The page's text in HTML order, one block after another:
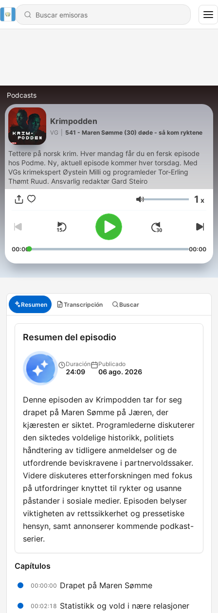
Podcasts
Krimpodden
VG 541 - Maren Sømme (30) døde - så kom ryktene
Tettere på norsk krim. Hver mandag får du en fersk episode
hos Podme. Ny, aktuell episode kommer hver torsdag. Med
VGs krimekspert Øystein Milli og programleder Tor-Erling
Thømt Ruud. Ansvarlig redaktør Gard Steiro
Volumen 1 x
00:00 00:00
Resumen Transcripción Buscar
Resumen del episodio
Duración
24:09
Publicado
06 ago. 2026
Denne episoden av Krimpodden tar for seg
drapet på Maren Sømme på Jæren, der
kjæresten er siktet. Programlederne diskuterer
den siktedes voldelige historikk, politiets
håndtering av tidligere anmeldelser og de
utfordrende beviskravene i partnervoldssaker.
Videre diskuteres etterforskningen med fokus
på utfordringer knyttet til rykter og usanne
påstander i sosiale medier. Episoden belyser
viktigheten av rettssikkerhet og pressetiske
hensyn, samt annonserer kommende podkast-
serier.
Capítulos
00:00:00 Drapet på Maren Sømme
00:02:18 Statistikk og vold i nære relasjoner